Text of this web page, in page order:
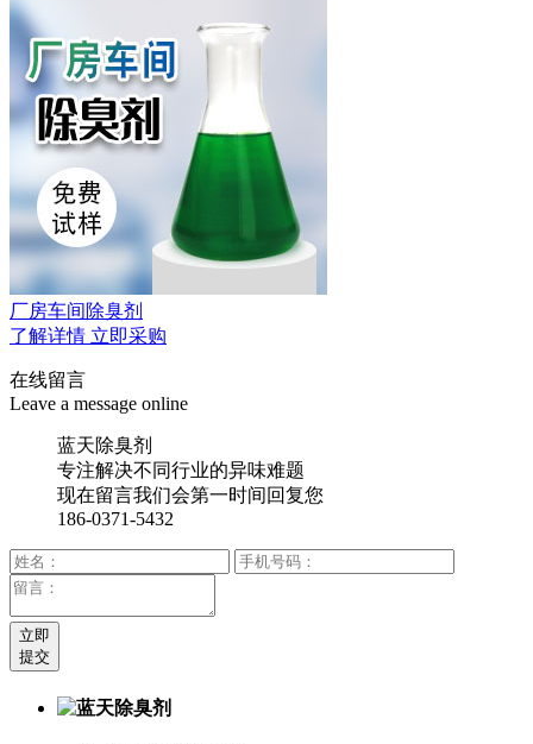
厂房车间除臭剂
了解详情 立即采购
在线留言
Leave a message online
蓝天除臭剂
专注解决不同行业的异味难题
现在留言我们会第一时间回复您
186-0371-5432
立即
提交